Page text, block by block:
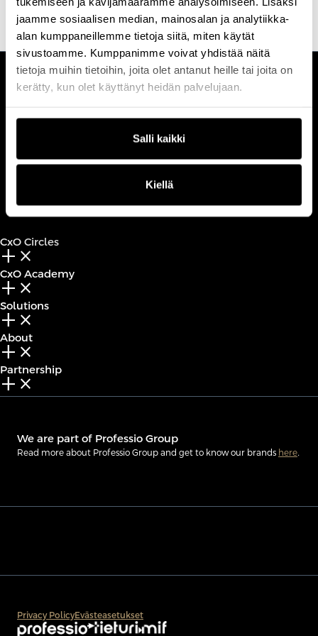
jaamme sosiaalisen median, mainosalan ja analytiikka-
alan kumppaneillemme tietoja siitä, miten käytät
sivustoamme. Kumppanimme voivat yhdistää näitä
tietoja muihin tietoihin, joita olet antanut heille tai joita on
kerätty, kun olet käyttänyt heidän palvelujaan.
Salli kaikki
Kiellä
CUSTOMERCARE
customerservice@professio.fi
CxO Circles
add_2 close
CxO Academy
add_2 close
Solutions
add_2 close
About
add_2 close
Partnership
add_2 close
We are part of Professio Group
Read more about Professio Group and get to know our brands here.
Privacy PolicyEvästeasetukset